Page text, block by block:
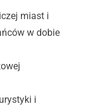
miast i
w dobie
i